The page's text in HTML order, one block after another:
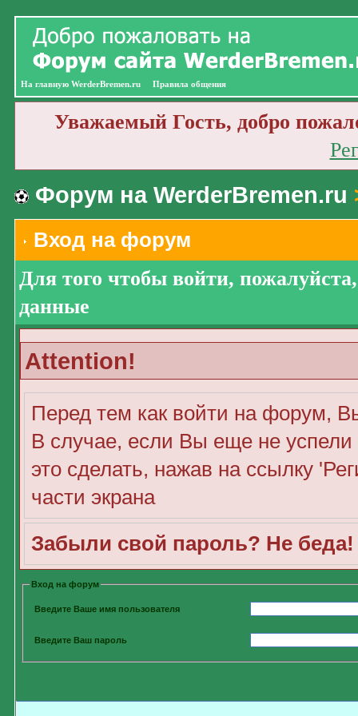
На главную WerderBremen.ru Правила общения
Уважаемый Гость, добро
Форум на WerderBremen.ru
Вход на форум
Для того чтобы войти,
данные
Attention!
Перед тем как войти на форум,
В случае, если Вы еще не успели
это сделать, нажав на ссылку
части экрана
Забыли свой пароль? Не
Вход на форум
Введите Ваше имя пользователя
Введите Ваш пароль